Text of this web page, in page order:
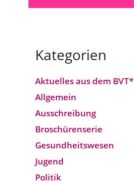
Kategorien
Aktuelles aus dem BVT*
Allgemein
Ausschreibung
Broschürenserie
Gesund­heits­wesen
Jugend
Politik